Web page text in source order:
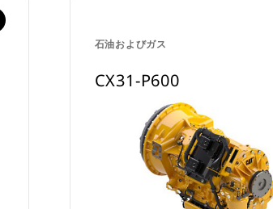
石油およびガス
CX31-P600